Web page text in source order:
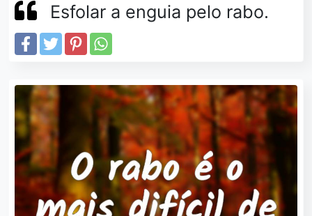
Esfolar a enguia pelo rabo.